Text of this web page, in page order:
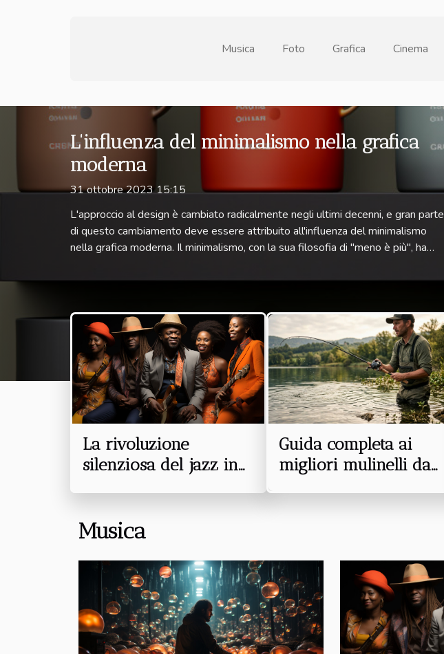
Musica Foto Grafica Cinema
L'influenza del minimalismo nella grafica
moderna
31 ottobre 2023 15:15
L'approccio al design è cambiato radicalmente negli ultimi decenni, e gran parte
di questo cambiamento deve essere attribuito all'influenza del minimalismo
nella grafica moderna. Il minimalismo, con la sua filosofia di "meno è più", ha
cruciali. Questo articolo esplorerà l'evoluzione del minimalismo nel design
contemporanea. Preparati a immergerti in un mondo di linee pulite, colori neutri
e un design che, pur rimanendo semplice, riesce a comunicare molto di più.
Influenza del Minimalismo nel Design GraficoIl minimalismo è diventato una
forza dominante nel design grafico negli ultimi decenni, influenzando
fortemente l'evoluzione e...
La rivoluzione
silenziosa del jazz in
Guida completa ai
migliori mulinelli da
Musica